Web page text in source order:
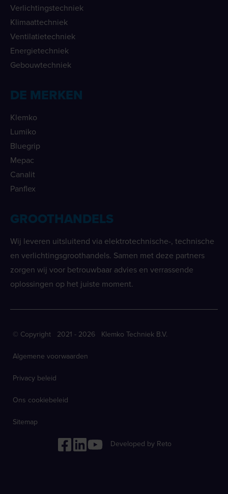
Verlichtingstechniek
Klimaattechniek
Ventilatietechniek
Energietechniek
Gebouwtechniek
DE MERKEN
Klemko
Lumiko
Bluegrip
Mepac
Canalit
Panflex
GROOTHANDELS
Wij leveren uitsluitend via elektrotechnische-, technische
en verlichtingsgroothandels. Samen met deze partners
zorgen wij voor betrouwbaar advies en verrassende
oplossingen op het juiste moment.
© Copyright 2021 - 2026 Klemko Techniek B.V.
Algemene voorwaarden
Privacy beleid
Ons cookiebeleid
Sitemap
Developed by Reto